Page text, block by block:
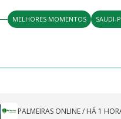
MELHORES MOMENTOS SAUDI-
PALMEIRAS ONLINE/ HÁ 1